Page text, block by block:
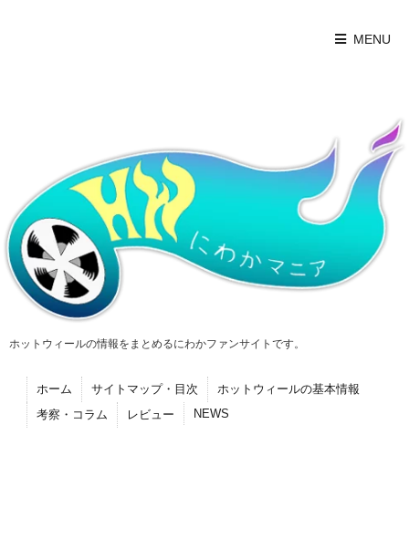
MENU
ホットウィールの情報をまとめるにわかファンサイトです。
ホーム サイトマップ・目次
ホットウィールの基本情報
考察・コラム
レビュー NEWS